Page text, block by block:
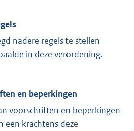
nadere regels te stellen
in deze verordening.
en beperkingen
voorschriften en beperkingen
een krachtens deze